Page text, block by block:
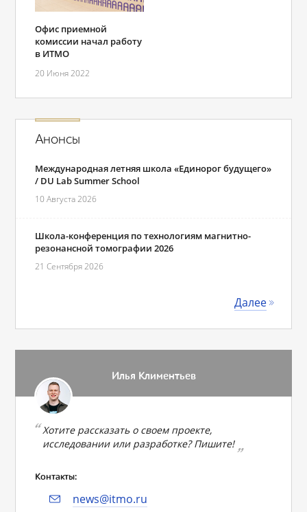
Офис приемной
комиссии начал работу
в ИТМО
20 Июня 2022
Анонсы
Международная летняя школа «Единорог будущего»
/ DU Lab Summer School
10 Августа 2026
Школа-конференция по технологиям магнитно-
резонансной томографии 2026
21 Сентября 2026
Далее
Илья Климентьев
Хотите рассказать о своем проекте,
исследовании или разработке? Пишите!
Контакты:
news@itmo.ru